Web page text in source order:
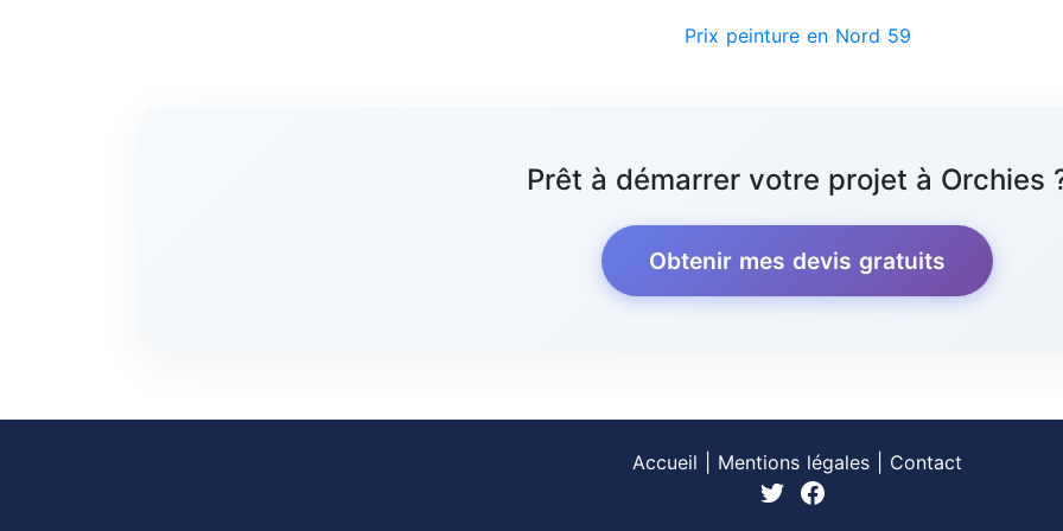
Prix peinture en Nord 59
Prêt à démarrer votre projet à Orchies
Obtenir mes devis gratuits
Accueil Mentions légales Contact